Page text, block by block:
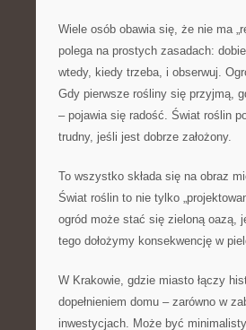
Wiele osób obawia się, że nie ma
polega na prostych zasadach:
wtedy, kiedy trzeba, i obserwuj.
Gdy pierwsze rośliny się przyjmą,
– pojawia się radość. Świat roślin
trudny, jeśli jest dobrze założony.
To wszystko składa się na obraz
Świat roślin to nie tylko
ogród może stać się zieloną oazą,
tego dołożymy konsekwencję w
W Krakowie, gdzie miasto łączy
dopełnieniem domu – zarówno w
inwestycjach. Może być